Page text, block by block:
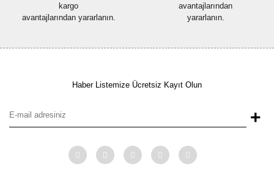
kargo
avantajlarından yararlanın.
avantajlarından
yararlanın.
Haber Listemize Ücretsiz Kayıt Olun
+